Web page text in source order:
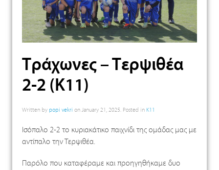
Τράχωνες – Τερψιθέα
2-2 (Κ11)
Written by popi vekri on January 21, 2025. Posted in K11
Ισόπαλο 2-2 το κυριακάτικο παιχνίδι της ομάδας μας με
αντίπαλο την Τερψιθέα.
Παρόλο που καταφέραμε και προηγηθήκαμε δυο